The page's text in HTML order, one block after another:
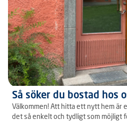
Så söker du bostad hos
Välkommen! Att hitta ett nytt hem är
det så enkelt och tydligt som möjligt